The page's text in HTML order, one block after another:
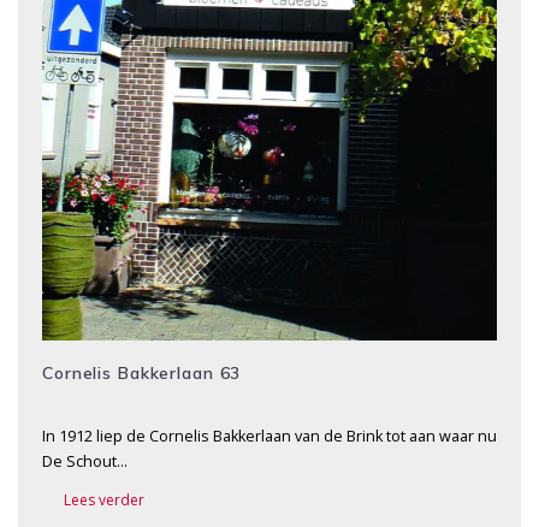
Cornelis Bakkerlaan 63
In 1912 liep de Cornelis Bakkerlaan van de Brink tot aan waar nu
De Schout…
Lees verder